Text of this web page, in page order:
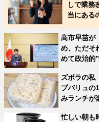
しで業務
当にある
高市早苗が
め、ただそ
めて政治的
ズボラの私
プバリュの
みランチが
忙しい朝も